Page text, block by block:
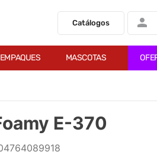
Catálogos
MASCOTAS
E-370